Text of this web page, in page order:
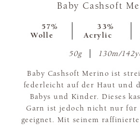
Baby Cashsoft
57%
Wolle
33%
Acrylic
50g 130m/
Baby Cashsoft Merino ist
federleicht auf der Haut und
Babys und Kinder. Dieses
Garn ist jedoch nicht nur für
geeignet. Mit seinem